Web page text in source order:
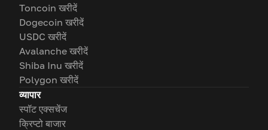
Toncoin खरीदें
Dogecoin खरीदें
USDC खरीदें
Avalanche खरीदें
Shiba Inu खरीदें
Polygon खरीदें
व्यापार
स्पॉट एक्सचेंज
क्रिप्टो बाजार